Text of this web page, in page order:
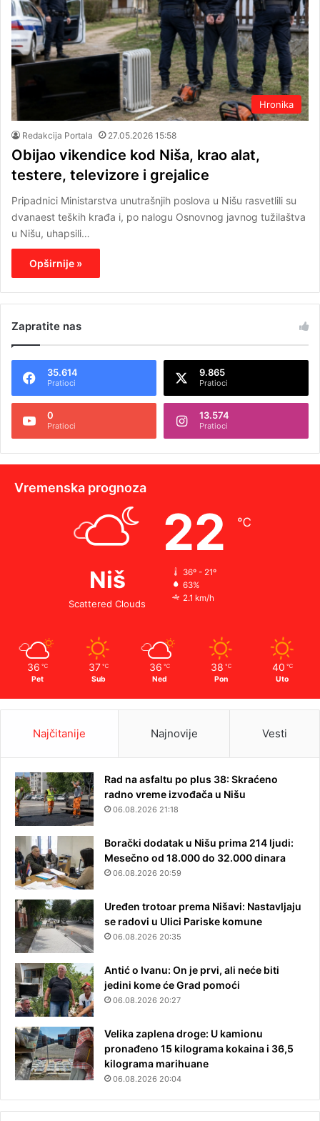
Hronika
Redakcija Portala 27.05.2026 15:58
Obijao vikendice kod Niša, krao alat,
testere, televizore i grejalice
Pripadnici Ministarstva unutrašnjih poslova u Nišu rasvetlili su
dvanaest teških krađa i, po nalogu Osnovnog javnog tužilaštva
u Nišu, uhapsili…
Opširnije »
Zapratite nas
35.614
Pratioci
9.865
Pratioci
0
Pratioci
13.574
Pratioci
Vremenska prognoza
Niš
Scattered Clouds
22 ℃
36º - 21º
63%
2.1 km/h
36 ℃
Pet
37 ℃
Sub
36 ℃
Ned
38 ℃
Pon
40 ℃
Uto
Najčitanije Najnovije Vesti
Rad na asfaltu po plus 38: Skraćeno
radno vreme izvođača u Nišu
06.08.2026 21:18
Borački dodatak u Nišu prima 214 ljudi:
Mesečno od 18.000 do 32.000 dinara
06.08.2026 20:59
Uređen trotoar prema Nišavi: Nastavljaju
se radovi u Ulici Pariske komune
06.08.2026 20:35
Antić o Ivanu: On je prvi, ali neće biti
jedini kome će Grad pomoći
06.08.2026 20:27
Velika zaplena droge: U kamionu
pronađeno 15 kilograma kokaina i 36,5
kilograma marihuane
06.08.2026 20:04